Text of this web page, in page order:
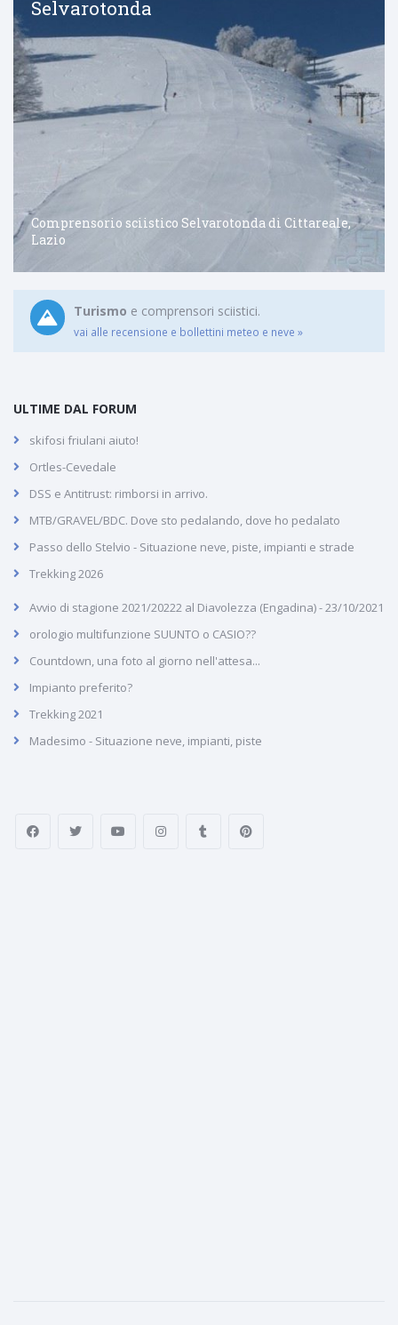
Selvarotonda
Comprensorio sciistico Selvarotonda di Cittareale,
Lazio
Turismo e comprensori sciistici.
vai alle recensione e bollettini meteo e neve »
ULTIME DAL FORUM
skifosi friulani aiuto!
Ortles-Cevedale
DSS e Antitrust: rimborsi in arrivo.
MTB/GRAVEL/BDC. Dove sto pedalando, dove ho pedalato
Passo dello Stelvio - Situazione neve, piste, impianti e strade
Trekking 2026
Avvio di stagione 2021/20222 al Diavolezza (Engadina) - 23/10/2021
orologio multifunzione SUUNTO o CASIO??
Countdown, una foto al giorno nell'attesa...
Impianto preferito?
Trekking 2021
Madesimo - Situazione neve, impianti, piste